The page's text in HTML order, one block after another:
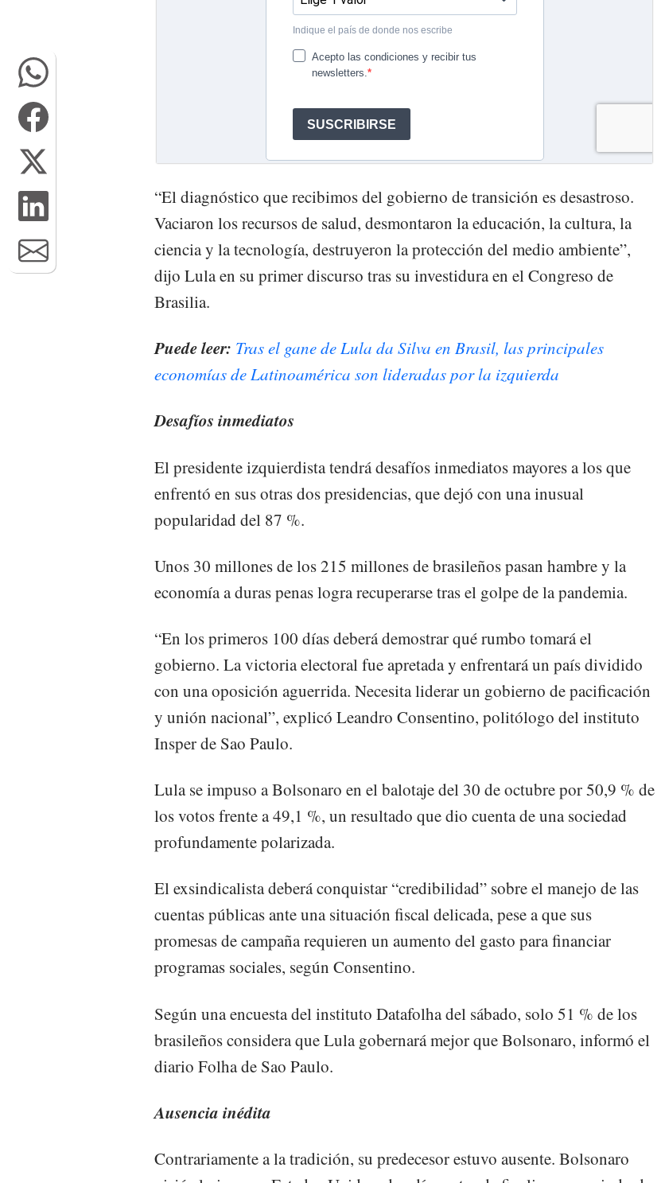
“El diagnóstico que recibimos del gobierno de transición es desastroso.
Vaciaron los recursos de salud, desmontaron la educación, la cultura, la
ciencia y la tecnología, destruyeron la protección del medio ambiente”,
dijo Lula en su primer discurso tras su investidura en el Congreso de
Brasilia.
Puede leer: Tras el gane de Lula da Silva en Brasil, las principales
economías de Latinoamérica son lideradas por la izquierda
Desafíos inmediatos
El presidente izquierdista tendrá desafíos inmediatos mayores a los que
enfrentó en sus otras dos presidencias, que dejó con una inusual
popularidad del 87 %.
Unos 30 millones de los 215 millones de brasileños pasan hambre y la
economía a duras penas logra recuperarse tras el golpe de la pandemia.
“En los primeros 100 días deberá demostrar qué rumbo tomará el
gobierno. La victoria electoral fue apretada y enfrentará un país dividido
con una oposición aguerrida. Necesita liderar un gobierno de pacificación
y unión nacional”, explicó Leandro Consentino, politólogo del instituto
Insper de Sao Paulo.
Lula se impuso a Bolsonaro en el balotaje del 30 de octubre por 50,9 % de
los votos frente a 49,1 %, un resultado que dio cuenta de una sociedad
profundamente polarizada.
El exsindicalista deberá conquistar “credibilidad” sobre el manejo de las
cuentas públicas ante una situación fiscal delicada, pese a que sus
promesas de campaña requieren un aumento del gasto para financiar
programas sociales, según Consentino.
Según una encuesta del instituto Datafolha del sábado, solo 51 % de los
brasileños considera que Lula gobernará mejor que Bolsonaro, informó el
diario Folha de Sao Paulo.
Ausencia inédita
Contrariamente a la tradición, su predecesor estuvo ausente. Bolsonaro